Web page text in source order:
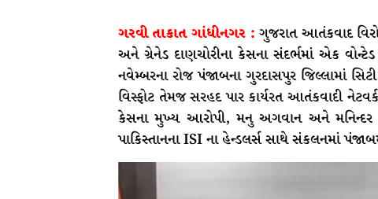
ગરવી તાકાત ગાંધીનગર : ગુજરાત આતંકવાદ
અને ગ્રેનેડ દાણચોરીના કેસના સંદર્ભમાં એક
નવેમ્બરના રોજ પંજાબના ગુરદાસપુર જિલ્લામાં
વિસ્ફોટ તેમજ સરહદ પાર કાર્યરત આતંકવાદી
કેસના મુખ્ય આરોપી, મનુ અગવાન અને
પાકિસ્તાનના ISI ના હેન્ડલર્સ સાથે સંકલનમાં